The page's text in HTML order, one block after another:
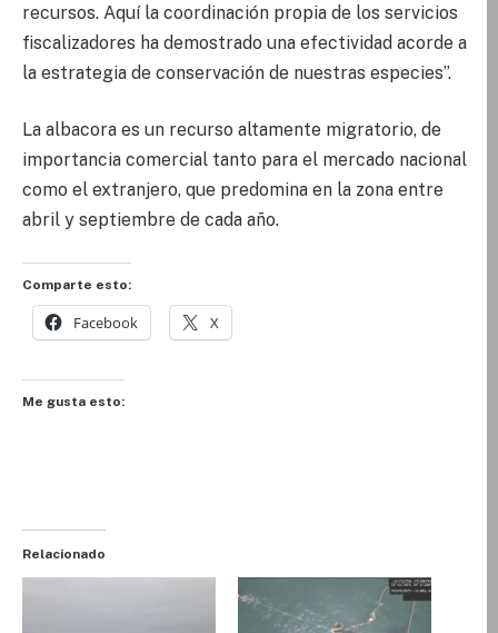
recursos. Aquí la coordinación propia de los servicios
fiscalizadores ha demostrado una efectividad acorde a
la estrategia de conservación de nuestras especies”.
La albacora es un recurso altamente migratorio, de
importancia comercial tanto para el mercado nacional
como el extranjero, que predomina en la zona entre
abril y septiembre de cada año.
Comparte esto:
Facebook X
Me gusta esto:
Relacionado